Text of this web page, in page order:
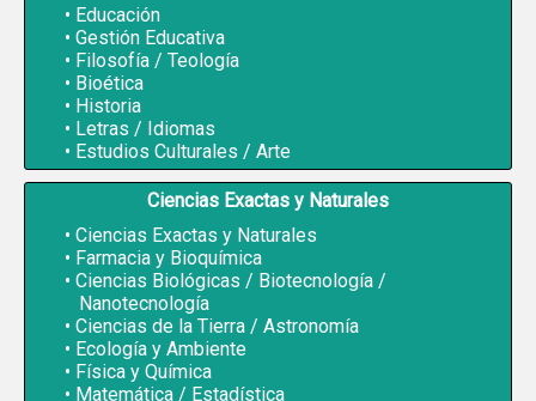
Educación
Gestión Educativa
Filosofía / Teología
Bioética
Historia
Letras / Idiomas
Estudios Culturales / Arte
Ciencias Exactas y Naturales
Ciencias Exactas y Naturales
Farmacia y Bioquímica
Ciencias Biológicas / Biotecnología /
Nanotecnología
Ciencias de la Tierra / Astronomía
Ecología y Ambiente
Física y Química
Matemática / Estadística